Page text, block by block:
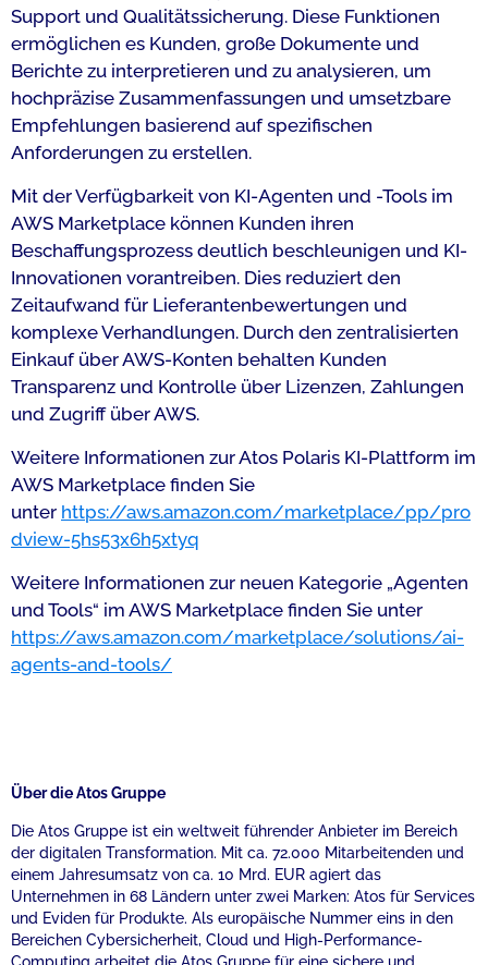
Support und Qualitätssicherung. Diese Funktionen
ermöglichen es Kunden, große Dokumente und
Berichte zu interpretieren und zu analysieren, um
hochpräzise Zusammenfassungen und umsetzbare
Empfehlungen basierend auf spezifischen
Anforderungen zu erstellen.
Mit der Verfügbarkeit von KI-Agenten und -Tools im
AWS Marketplace können Kunden ihren
Beschaffungsprozess deutlich beschleunigen und KI-
Innovationen vorantreiben. Dies reduziert den
Zeitaufwand für Lieferantenbewertungen und
komplexe Verhandlungen. Durch den zentralisierten
Einkauf über AWS-Konten behalten Kunden
Transparenz und Kontrolle über Lizenzen, Zahlungen
und Zugriff über AWS.
Weitere Informationen zur Atos Polaris KI-Plattform im
AWS Marketplace finden Sie
unter https://aws.amazon.com/marketplace/pp/pro
dview-5hs53x6h5xtyq
Weitere Informationen zur neuen Kategorie „Agenten
und Tools“ im AWS Marketplace finden Sie unter
https://aws.amazon.com/marketplace/solutions/ai-
agents-and-tools/
Über die Atos Gruppe
Die Atos Gruppe ist ein weltweit führender Anbieter im Bereich
der digitalen Transformation. Mit ca. 72.000 Mitarbeitenden und
einem Jahresumsatz von ca. 10 Mrd. EUR agiert das
Unternehmen in 68 Ländern unter zwei Marken: Atos für Services
und Eviden für Produkte. Als europäische Nummer eins in den
Bereichen Cybersicherheit, Cloud und High-Performance-